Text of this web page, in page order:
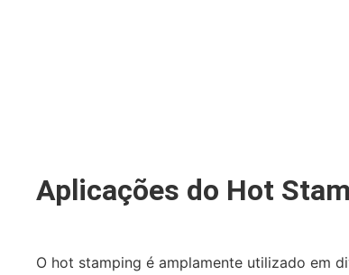
Aplicações do Hot
O hot stamping é amplamente utilizado em